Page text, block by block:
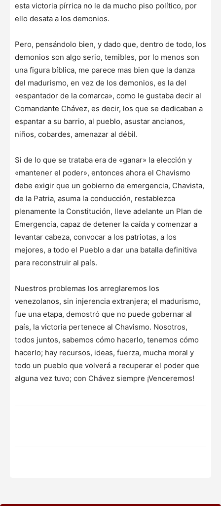
esta victoria pírrica no le da mucho piso político, por
ello desata a los demonios.
Pero, pensándolo bien, y dado que, dentro de todo, los
demonios son algo serio, temibles, por lo menos son
una figura bíblica, me parece mas bien que la danza
del madurismo, en vez de los demonios, es la del
«espantador de la comarca», como le gustaba decir al
Comandante Chávez, es decir, los que se dedicaban a
espantar a su barrio, al pueblo, asustar ancianos,
niños, cobardes, amenazar al débil.
Si de lo que se trataba era de «ganar» la elección y
«mantener el poder», entonces ahora el Chavismo
debe exigir que un gobierno de emergencia, Chavista,
de la Patria, asuma la conducción, restablezca
plenamente la Constitución, lleve adelante un Plan de
Emergencia, capaz de detener la caída y comenzar a
levantar cabeza, convocar a los patriotas, a los
mejores, a todo el Pueblo a dar una batalla definitiva
para reconstruir al país.
Nuestros problemas los arreglaremos los
venezolanos, sin injerencia extranjera; el madurismo,
fue una etapa, demostró que no puede gobernar al
país, la victoria pertenece al Chavismo. Nosotros,
todos juntos, sabemos cómo hacerlo, tenemos cómo
hacerlo; hay recursos, ideas, fuerza, mucha moral y
todo un pueblo que volverá a recuperar el poder que
alguna vez tuvo; con Chávez siempre ¡Venceremos!